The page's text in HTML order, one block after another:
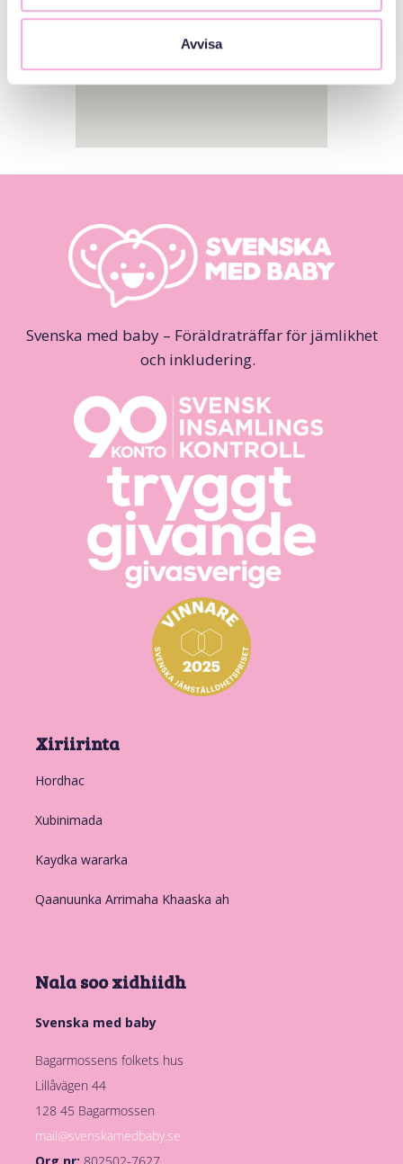
Avvisa
Svenska med baby – Föräldraträffar för jämlikhet
och inkludering.
Xiriirinta
Hordhac
Xubinimada
Kaydka wararka
Qaanuunka Arrimaha Khaaska ah
Nala soo xidhiidh
Svenska med baby
Bagarmossens folkets hus
Lillåvägen 44
128 45 Bagarmossen
mail@svenskamedbaby.se